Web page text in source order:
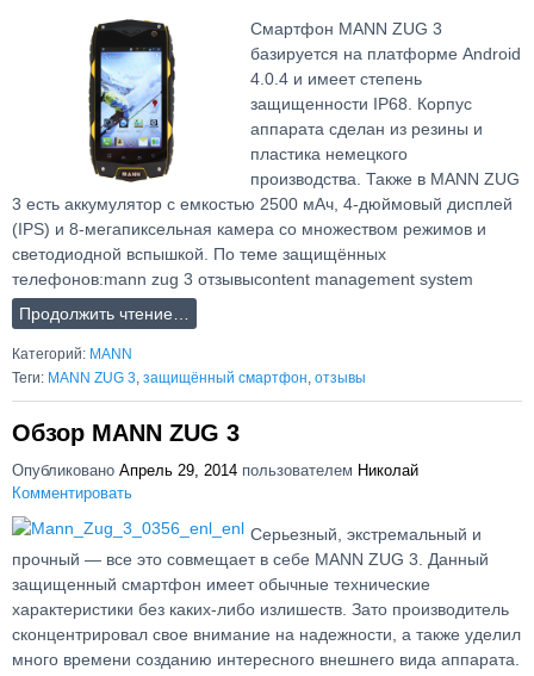
Смартфон MANN ZUG 3
базируется на платформе Android
4.0.4 и имеет степень
защищенности IP68. Корпус
аппарата сделан из резины и
пластика немецкого
производства. Также в MANN ZUG
3 есть аккумулятор с емкостью 2500 мАч, 4-дюймовый дисплей
(IPS) и 8-мегапиксельная камера со множеством режимов и
светодиодной вспышкой. По теме защищённых
телефонов:mann zug 3 отзывыcontent management system
Продолжить чтение…
Категорий: MANN
Теги: MANN ZUG 3 защищённый смартфон отзывы
Обзор MANN ZUG 3
Опубликовано Апрель 29, 2014 пользователем Николай
Комментировать
Серьезный, экстремальный и
прочный — все это совмещает в себе MANN ZUG 3. Данный
защищенный смартфон имеет обычные технические
характеристики без каких-либо излишеств. Зато производитель
сконцентрировал свое внимание на надежности, а также уделил
много времени созданию интересного внешнего вида аппарата.